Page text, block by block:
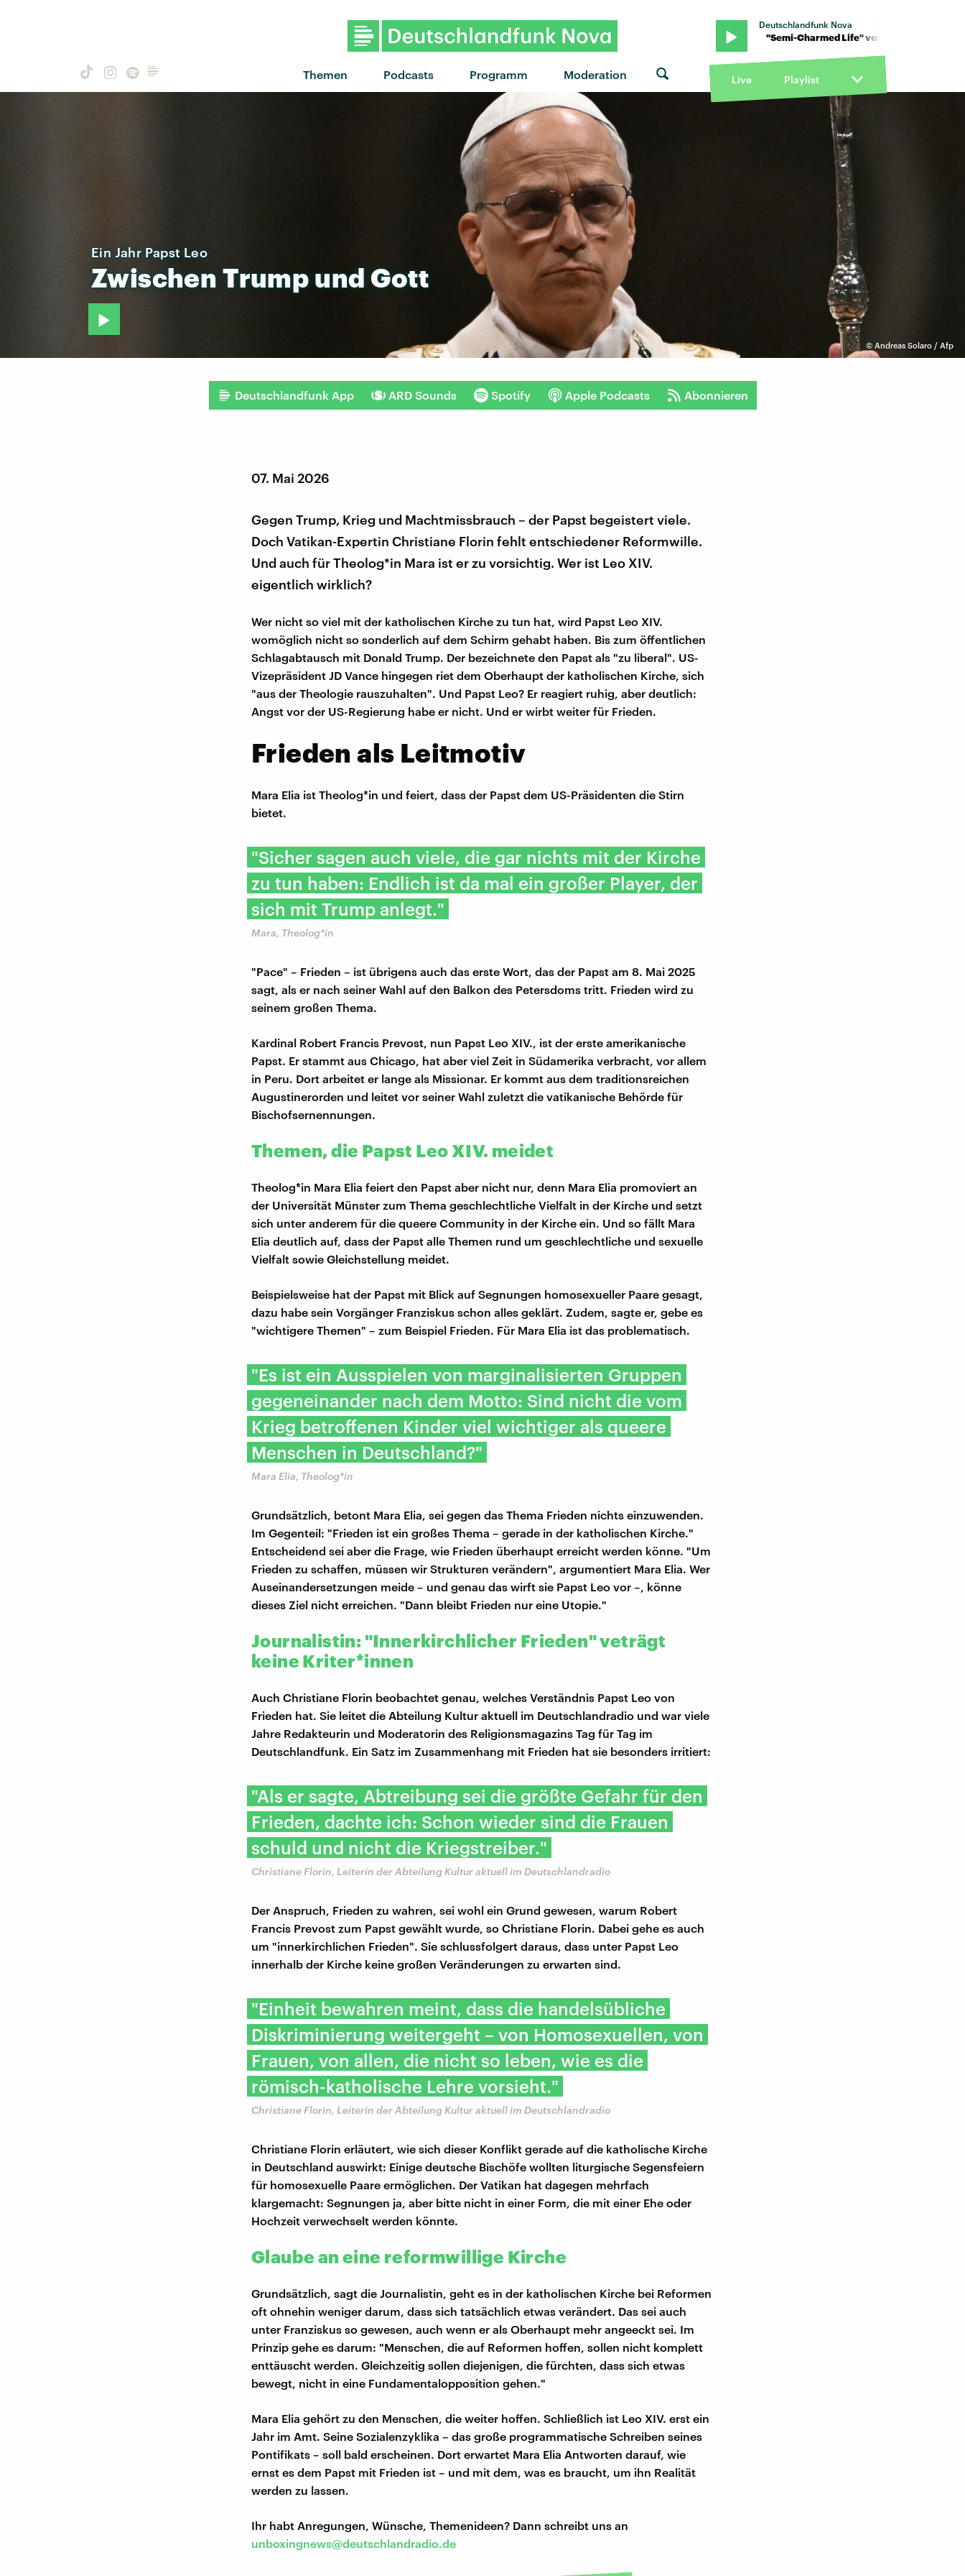
Themen Podcasts Programm Moderation
Deutschlandfunk Nova
"Semi-Charmed Life" von Third Eye Blind · "Semi-Charmed Life" von Third Eye Blind · "Semi-
Live Playlist
© Andreas Solaro / Afp
Ein Jahr Papst Leo
Zwischen Trump und Gott
Deutschlandfunk App ARD Sounds Spotify Apple Podcasts Abonnieren
07. Mai 2026
Gegen Trump, Krieg und Machtmissbrauch – der Papst begeistert viele.
Doch Vatikan-Expertin Christiane Florin fehlt entschiedener Reformwille.
Und auch für Theolog*in Mara ist er zu vorsichtig. Wer ist Leo XIV.
eigentlich wirklich?
Wer nicht so viel mit der katholischen Kirche zu tun hat, wird Papst Leo XIV.
womöglich nicht so sonderlich auf dem Schirm gehabt haben. Bis zum öffentlichen
Schlagabtausch mit Donald Trump. Der bezeichnete den Papst als "zu liberal". US-
Vizepräsident JD Vance hingegen riet dem Oberhaupt der katholischen Kirche, sich
"aus der Theologie rauszuhalten". Und Papst Leo? Er reagiert ruhig, aber deutlich:
Angst vor der US-Regierung habe er nicht. Und er wirbt weiter für Frieden.
Frieden als Leitmotiv
Mara Elia ist Theolog*in und feiert, dass der Papst dem US-Präsidenten die Stirn
bietet.
"Sicher sagen auch viele, die gar nichts mit der Kirche
zu tun haben: Endlich ist da mal ein großer Player, der
sich mit Trump anlegt."
Mara, Theolog*in
"Pace" – Frieden – ist übrigens auch das erste Wort, das der Papst am 8. Mai 2025
sagt, als er nach seiner Wahl auf den Balkon des Petersdoms tritt. Frieden wird zu
seinem großen Thema.
Kardinal Robert Francis Prevost, nun Papst Leo XIV., ist der erste amerikanische
Papst. Er stammt aus Chicago, hat aber viel Zeit in Südamerika verbracht, vor allem
in Peru. Dort arbeitet er lange als Missionar. Er kommt aus dem traditionsreichen
Augustinerorden und leitet vor seiner Wahl zuletzt die vatikanische Behörde für
Bischofsernennungen.
Themen, die Papst Leo XIV. meidet
Theolog*in Mara Elia feiert den Papst aber nicht nur, denn Mara Elia promoviert an
der Universität Münster zum Thema geschlechtliche Vielfalt in der Kirche und setzt
sich unter anderem für die queere Community in der Kirche ein. Und so fällt Mara
Elia deutlich auf, dass der Papst alle Themen rund um geschlechtliche und sexuelle
Vielfalt sowie Gleichstellung meidet.
Beispielsweise hat der Papst mit Blick auf Segnungen homosexueller Paare gesagt,
dazu habe sein Vorgänger Franziskus schon alles geklärt. Zudem, sagte er, gebe es
"wichtigere Themen" – zum Beispiel Frieden. Für Mara Elia ist das problematisch.
"Es ist ein Ausspielen von marginalisierten Gruppen
gegeneinander nach dem Motto: Sind nicht die vom
Krieg betroffenen Kinder viel wichtiger als queere
Menschen in Deutschland?"
Mara Elia, Theolog*in
Grundsätzlich, betont Mara Elia, sei gegen das Thema Frieden nichts einzuwenden.
Im Gegenteil: "Frieden ist ein großes Thema – gerade in der katholischen Kirche."
Entscheidend sei aber die Frage, wie Frieden überhaupt erreicht werden könne. "Um
Frieden zu schaffen, müssen wir Strukturen verändern", argumentiert Mara Elia. Wer
Auseinandersetzungen meide – und genau das wirft sie Papst Leo vor –, könne
dieses Ziel nicht erreichen. "Dann bleibt Frieden nur eine Utopie."
Journalistin: "Innerkirchlicher Frieden" veträgt
keine Kriter*innen
Auch Christiane Florin beobachtet genau, welches Verständnis Papst Leo von
Frieden hat. Sie leitet die Abteilung Kultur aktuell im Deutschlandradio und war viele
Jahre Redakteurin und Moderatorin des Religionsmagazins Tag für Tag im
Deutschlandfunk. Ein Satz im Zusammenhang mit Frieden hat sie besonders irritiert:
"Als er sagte, Abtreibung sei die größte Gefahr für den
Frieden, dachte ich: Schon wieder sind die Frauen
schuld und nicht die Kriegstreiber."
Christiane Florin, Leiterin der Abteilung Kultur aktuell im Deutschlandradio
Der Anspruch, Frieden zu wahren, sei wohl ein Grund gewesen, warum Robert
Francis Prevost zum Papst gewählt wurde, so Christiane Florin. Dabei gehe es auch
um "innerkirchlichen Frieden". Sie schlussfolgert daraus, dass unter Papst Leo
innerhalb der Kirche keine großen Veränderungen zu erwarten sind.
"Einheit bewahren meint, dass die handelsübliche
Diskriminierung weitergeht – von Homosexuellen, von
Frauen, von allen, die nicht so leben, wie es die
römisch-katholische Lehre vorsieht."
Christiane Florin, Leiterin der Abteilung Kultur aktuell im Deutschlandradio
Christiane Florin erläutert, wie sich dieser Konflikt gerade auf die katholische Kirche
in Deutschland auswirkt: Einige deutsche Bischöfe wollten liturgische Segensfeiern
für homosexuelle Paare ermöglichen. Der Vatikan hat dagegen mehrfach
klargemacht: Segnungen ja, aber bitte nicht in einer Form, die mit einer Ehe oder
Hochzeit verwechselt werden könnte.
Glaube an eine reformwillige Kirche
Grundsätzlich, sagt die Journalistin, geht es in der katholischen Kirche bei Reformen
oft ohnehin weniger darum, dass sich tatsächlich etwas verändert. Das sei auch
unter Franziskus so gewesen, auch wenn er als Oberhaupt mehr angeeckt sei. Im
Prinzip gehe es darum: "Menschen, die auf Reformen hoffen, sollen nicht komplett
enttäuscht werden. Gleichzeitig sollen diejenigen, die fürchten, dass sich etwas
bewegt, nicht in eine Fundamentalopposition gehen."
Mara Elia gehört zu den Menschen, die weiter hoffen. Schließlich ist Leo XIV. erst ein
Jahr im Amt. Seine Sozialenzyklika – das große programmatische Schreiben seines
Pontifikats – soll bald erscheinen. Dort erwartet Mara Elia Antworten darauf, wie
ernst es dem Papst mit Frieden ist – und mit dem, was es braucht, um ihn Realität
werden zu lassen.
Ihr habt Anregungen, Wünsche, Themenideen? Dann schreibt uns an
unboxingnews@deutschlandradio.de